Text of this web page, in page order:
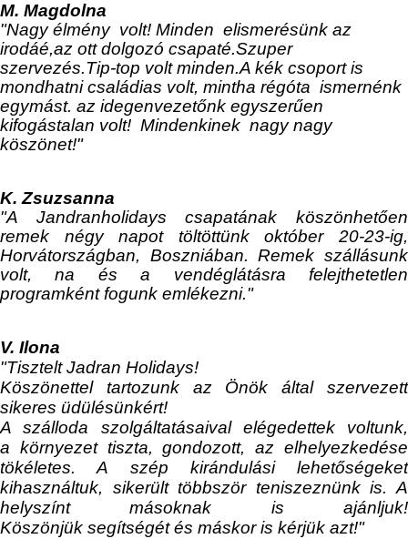
M. Magdolna
"Nagy élmény volt! Minden elismerésünk az
irodáé,az ott dolgozó csapaté.Szuper
szervezés.Tip-top volt minden.A kék csoport is
mondhatni családias volt, mintha régóta ismernénk
egymást. az idegenvezetőnk egyszerűen
kifogástalan volt! Mindenkinek nagy nagy
köszönet!"
K. Zsuzsanna
"A Jandranholidays csapatának köszönhetően
remek négy napot töltöttünk október 20-23-ig,
Horvátországban, Boszniában. Remek szállásunk
volt, na és a vendéglátásra felejthetetlen
programként fogunk emlékezni."
V. Ilona
"TiszteltJadran Holidays!
Köszönettel tartozunk az Önök általszervezett
sikeres üdülésünkért!
A szálloda szolgáltatásaival elégedettek voltunk,
a környezet tiszta, gondozott, az elhelyezkedése
tökéletes. A szép kirándulási lehetőségeket
kihasználtuk, sikerült többször teniszeznünk is. A
helyszínt másoknak is ajánljuk!
Köszönjük segítségét és máskor is kérjük azt!"